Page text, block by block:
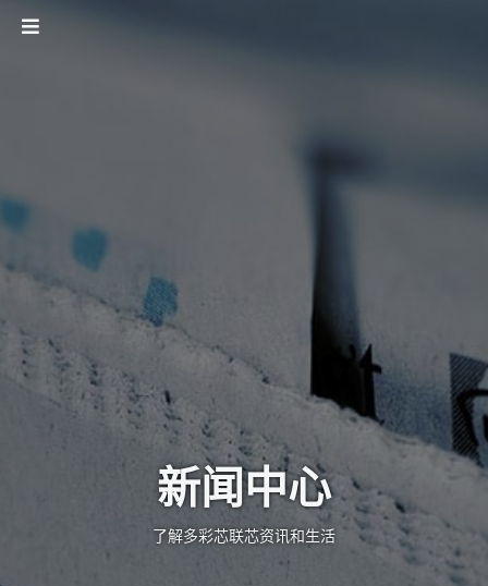
新闻中心
了解多彩芯联芯资讯和生活